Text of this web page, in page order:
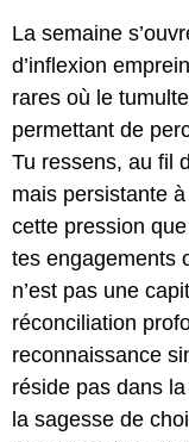
La semaine
d’inflexion
rares où le
permettant de
Tu ressens, au fil
mais persistante
cette pression
tes engagements
n’est pas une
réconciliation
reconnaissance
réside pas dans
la sagesse de